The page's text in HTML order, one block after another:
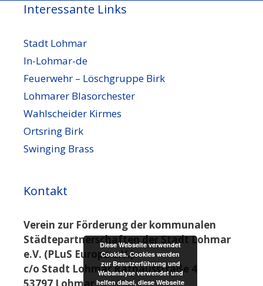
Interessante Links
Stadt Lohmar
In-Lohmar-de
Feuerwehr – Löschgruppe Birk
Lohmarer Blasorchester
Wahlscheider Kirmes
Ortsring Birk
Swinging Brass
Kontakt
Verein zur Förderung der kommunalen
Städtepartnerschaften der Stadt Lohmar
e.V. (PLuS Europa e.V.)
c/o Stadt Lohmar Rathausstraße 4
53797 Lohmar
Diese Webseite verwendet
Cookies. Cookies werden
zur Benutzerführung und
Webanalyse verwendet und
helfen dabei, diese Webseite